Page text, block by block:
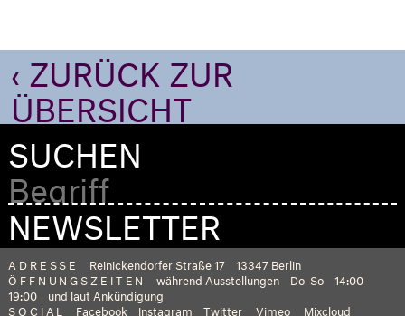
‹ ZURÜCK ZUR
ÜBERSICHT
SUCHEN
NEWSLETTER
ADRESSE Reinickendorfer Straße 17
13347 Berlin
ÖFFNUNGSZEITEN
während Ausstellungen Do–So
14:00–
19:00
und laut Ankündigung
SOCIAL
Facebook Instagram Twitter Vimeo Mixcloud